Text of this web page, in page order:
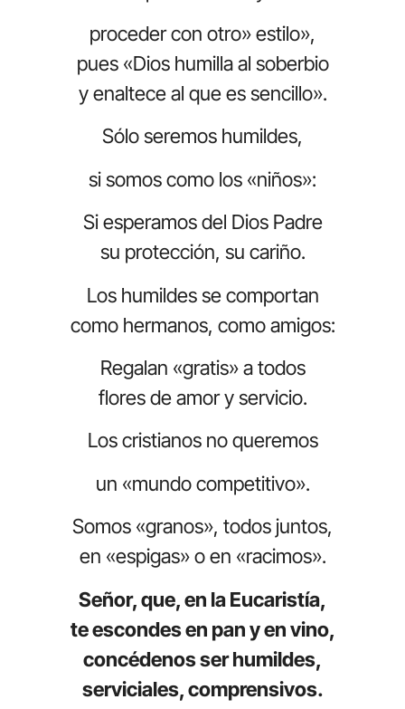
proceder con otro» estilo»,
pues «Dios humilla al soberbio
y enaltece al que es sencillo».
Sólo seremos humildes,
si somos como los «niños»:
Si esperamos del Dios Padre
su protección, su cariño.
Los humildes se comportan
como hermanos, como amigos:
Regalan «gratis» a todos
flores de amor y servicio.
Los cristianos no queremos
un «mundo competitivo».
Somos «granos», todos juntos,
en «espigas» o en «racimos».
Señor, que, en la Eucaristía,
te escondes en pan y en vino,
concédenos ser humildes,
serviciales, comprensivos.